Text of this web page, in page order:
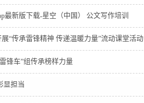
最新版下载-星空（中国） 公文写作培训
“传承雷锋精神 传递温暖力量”流动课堂活动
锋车”组传承榜样力量
显担当